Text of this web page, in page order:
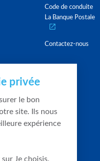
Code de conduite
La Banque Postale
Contactez-nous
privée
le bon
site. Ils nous
expérience
Je choisis.